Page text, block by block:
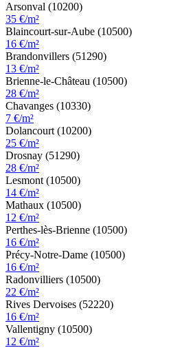
Arsonval (10200)
35 €/m²
Blaincourt-sur-Aube (10500)
16 €/m²
Brandonvillers (51290)
13 €/m²
Brienne-le-Château (10500)
28 €/m²
Chavanges (10330)
7 €/m²
Dolancourt (10200)
25 €/m²
Drosnay (51290)
28 €/m²
Lesmont (10500)
14 €/m²
Mathaux (10500)
12 €/m²
Perthes-lès-Brienne (10500)
16 €/m²
Précy-Notre-Dame (10500)
16 €/m²
Radonvilliers (10500)
22 €/m²
Rives Dervoises (52220)
16 €/m²
Vallentigny (10500)
12 €/m²